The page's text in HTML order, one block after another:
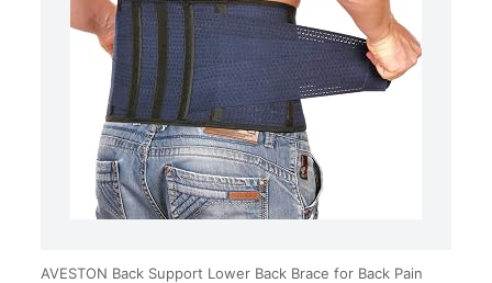
AVESTON Back Support Lower Back Brace for Back Pain